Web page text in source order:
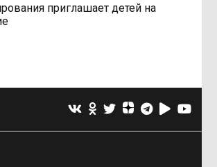
приглашает детей на